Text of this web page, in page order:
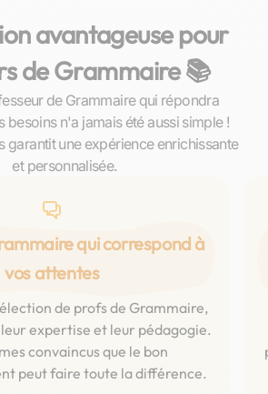
avantageuse pour
de Grammaire 📚
de Grammaire qui répondra
besoins n'a jamais été aussi simple !
garantit une expérience enrichissante
et personnalisée.
qui correspond à
vos attentes
de profs de Grammaire,
expertise et leur pédagogie.
convaincus que le bon
peut faire toute la différence.